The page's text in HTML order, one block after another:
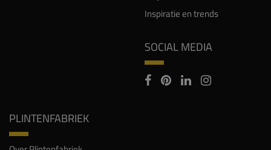
Inspiratie en trends
SOCIAL MEDIA
PLINTENFABRIEK